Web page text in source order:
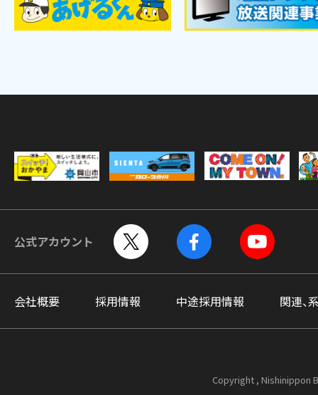
公式アカウント
会社概要 採用情報 中途採用情報 関連、
Copyright , Nishinippon